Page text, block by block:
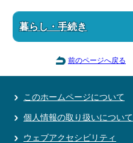
暮らし・手続き
前のページへ戻る
このホームページについて
個人情報の取り扱いについて
ウェブアクセシビリティ